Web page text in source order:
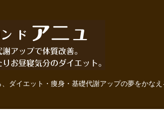
ダイエット・痩身・基礎代謝アップの夢をかなえ